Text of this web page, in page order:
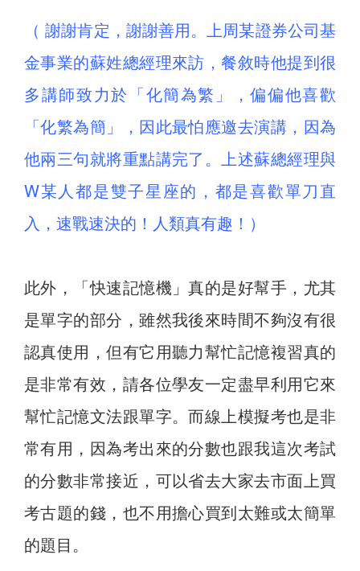
（ 謝謝肯定，謝謝善用。上周某證券公司基
金事業的蘇姓總經理來訪，餐敘時他提到很
多講師致力於「化簡為繁」，偏偏他喜歡
「化繁為簡」，因此最怕應邀去演講，因為
他兩三句就將重點講完了。上述蘇總經理與
W某人都是雙子星座的，都是喜歡單刀直
入，速戰速決的！人類真有趣！）
此外，「快速記憶機」真的是好幫手，尤其
是單字的部分，雖然我後來時間不夠沒有很
認真使用，但有它用聽力幫忙記憶複習真的
是非常有效，請各位學友一定盡早利用它來
幫忙記憶文法跟單字。而線上模擬考也是非
常有用，因為考出來的分數也跟我這次考試
的分數非常接近，可以省去大家去市面上買
考古題的錢，也不用擔心買到太難或太簡單
的題目。